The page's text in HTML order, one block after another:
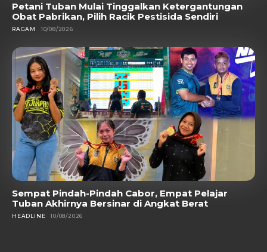
Petani Tuban Mulai Tinggalkan Ketergantungan
Obat Pabrikan, Pilih Racik Pestisida Sendiri
RAGAM 10/08/2026
Sempat Pindah-Pindah Cabor, Empat Pelajar
Tuban Akhirnya Bersinar di Angkat Berat
HEADLINE 10/08/2026